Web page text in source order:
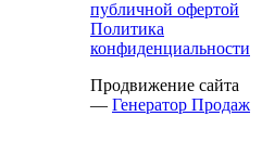
публичной офертой
Политика
конфиденциальности
Продвижение сайта
— Генератор Продаж